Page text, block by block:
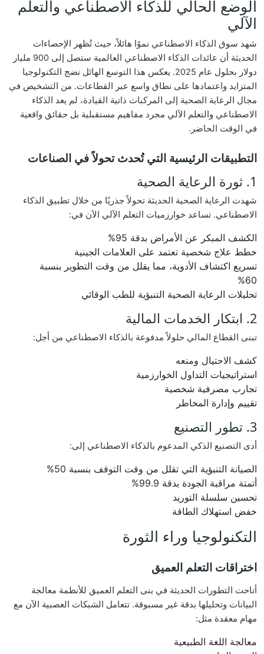
الوضع الحالي للذكاء الاصطناعي والتعلم
الآلي
شهد سوق الذكاء الاصطناعي نموًا هائلاً، حيث تُظهر الإحصاءات
الحديثة أن عائدات الذكاء الاصطناعي العالمية ستصل إلى 900 مليار
دولار بحلول عام 2025. يعكس هذا التوسع الهائل نضج التكنولوجيا
المتزايد واعتمادها على نطاق واسع عبر القطاعات. من التشخيص في
مجال الرعاية الصحية إلى المركبات ذاتية القيادة، لم يعد الذكاء
الاصطناعي والتعلم الآلي مجرد مفاهيم مستقبلية بل حقائق واقعية
في الوقت الحاضر.
التطبيقات الرئيسية التي تُحدث تحولاً في الصناعات
1. ثورة الرعاية الصحية
شهدت الرعاية الصحية الحديثة تحولاً جذريًا من خلال تطبيق الذكاء
الاصطناعي. تساعد خوارزميات التعلم الآلي الآن في:
الكشف المبكر عن الأمراض بدقة 95%
خطط علاج شخصية تعتمد على العلامات الجينية
تسريع اكتشاف الأدوية، مما يقلل من وقت التطوير بنسبة
60%
تحليلات الرعاية الصحية التنبؤية للطب الوقائي
2. ابتكار الخدمات المالية
تبنى القطاع المالي حلولاً مدفوعة بالذكاء الاصطناعي من أجل:
كشف الاحتيال ومنعه
استراتيجيات التداول الخوارزمية
تجارب مصرفية شخصية
تقييم وإدارة المخاطر
3. تطور التصنيع
أدى التصنيع الذكي المدعوم بالذكاء الاصطناعي إلى:
الصيانة التنبؤية التي تقلل من وقت التوقف بنسبة 50%
أتمتة مراقبة الجودة بدقة 99.9%
تحسين سلسلة التوريد
خفض استهلاك الطاقة
التكنولوجيا وراء الثورة
اختراقات التعلم العميق
أتاحت التطورات الحديثة في بنى التعلم العميق للأنظمة معالجة
البيانات وتحليلها بدقة غير مسبوقة. تتعامل الشبكات العصبية الآن مع
مهام معقدة مثل:
معالجة اللغة الطبيعية